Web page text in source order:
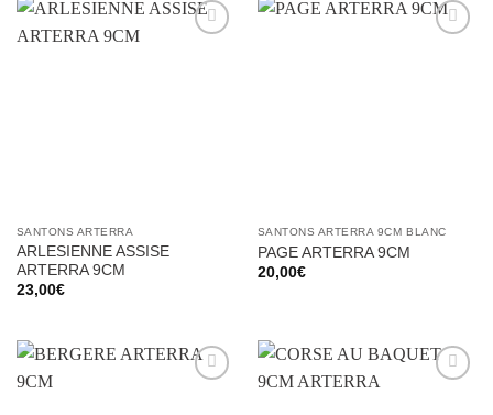
SANTONS ARTERRA
ARLESIENNE ASSISE
ARTERRA 9CM
23,00€
SANTONS ARTERRA 9CM BLANC
PAGE ARTERRA 9CM
20,00€